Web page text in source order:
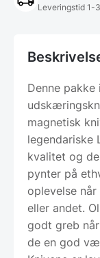
Leveringstid 1-
Denne
magnetisk
legendariske
kvalitet og
pynter på
oplevelse
eller andet.
godt greb
de en god